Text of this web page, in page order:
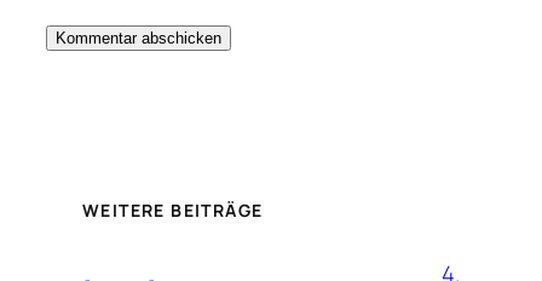
WEITERE BEITRÄGE
4.